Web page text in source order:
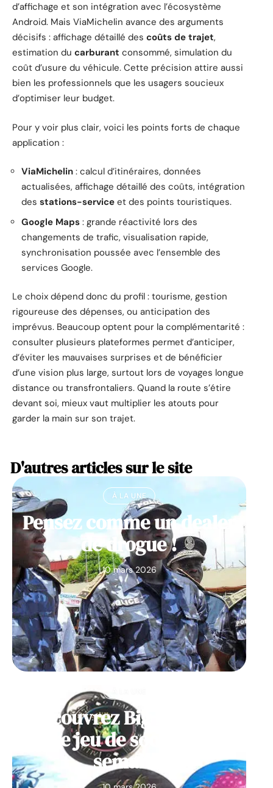
d’affichage et son intégration avec l’écosystème
Android. Mais ViaMichelin avance des arguments
décisifs : affichage détaillé des coûts de trajet,
estimation du carburant consommé, simulation du
coût d’usure du véhicule. Cette précision attire aussi
bien les professionnels que les usagers soucieux
d’optimiser leur budget.
Pour y voir plus clair, voici les points forts de chaque
application :
ViaMichelin : calcul d’itinéraires, données
actualisées, affichage détaillé des coûts, intégration
des stations-service et des points touristiques.
Google Maps : grande réactivité lors des
changements de trafic, visualisation rapide,
synchronisation poussée avec l’ensemble des
services Google.
Le choix dépend donc du profil : tourisme, gestion
rigoureuse des dépenses, ou anticipation des
imprévus. Beaucoup optent pour la complémentarité :
consulter plusieurs plateformes permet d’anticiper,
d’éviter les mauvaises surprises et de bénéficier
d’une vision plus large, surtout lors de voyages longue
distance ou transfrontaliers. Quand la route s’étire
devant soi, mieux vaut multiplier les atouts pour
garder la main sur son trajet.
D'autres articles sur le site
À LA UNE
Pensez comme un dealer
de drogue !
10 mars 2026
Découvrez Big Monster,
notre jeu de société de la
semaine